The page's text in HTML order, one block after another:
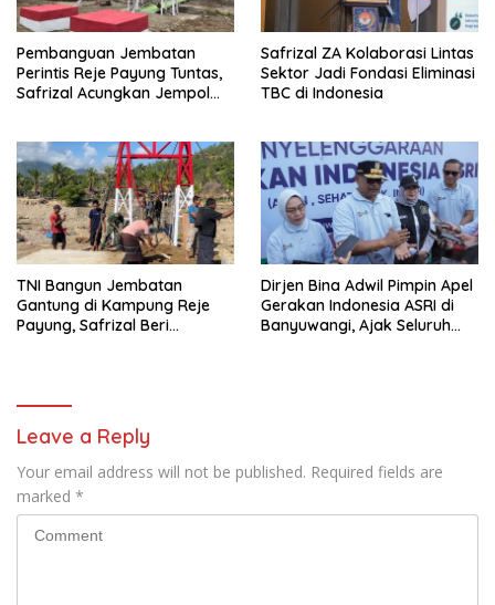
Pembanguan Jembatan
Perintis Reje Payung Tuntas,
Safrizal Acungkan Jempol
Safrizal ZA Kolaborasi Lintas
Sektor Jadi Fondasi Eliminasi
TBC di Indonesia
TNI Bangun Jembatan
Gantung di Kampung Reje
Payung, Safrizal Beri
Dirjen Bina Adwil Pimpin Apel
Gerakan Indonesia ASRI di
Banyuwangi, Ajak Seluruh
Leave a Reply
Your email address will not be published. Required fields are
marked *